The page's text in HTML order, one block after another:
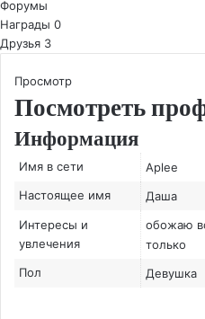
Форумы
Награды 0
Друзья 3
Просмотр
Посмотреть
Информация
Имя в сети
Aplee
Настоящее имя
Даша
Интересы и
увлечения
обожаю
только
Пол
Девушка